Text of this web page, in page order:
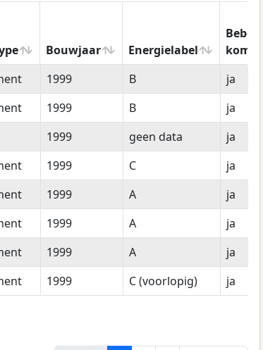
Bouwjaar Energielabel
kom
Bouwjaar Energielabel
kom
1999 B
ja
1999 B
ja
1999 geen data
ja
1999 C
ja
1999 A
ja
1999 A
ja
1999 A
ja
1999 C (voorlopig) ja